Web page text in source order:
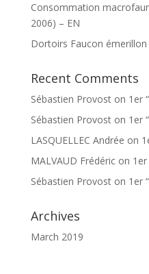
Consommation
2006) – EN
Dortoirs Faucon
Recent Comments
Sébastien Provoston 1er
Sébastien Provoston 1er
LASQUELLEC Andrée on
MALVAUD Frédéricon
Sébastien Provoston 1er
Archives
March 2019